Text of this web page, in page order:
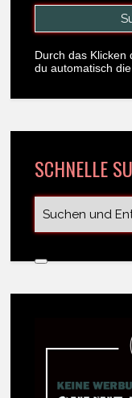
Durch das Klicken
du automatisch die
SCHNELLE